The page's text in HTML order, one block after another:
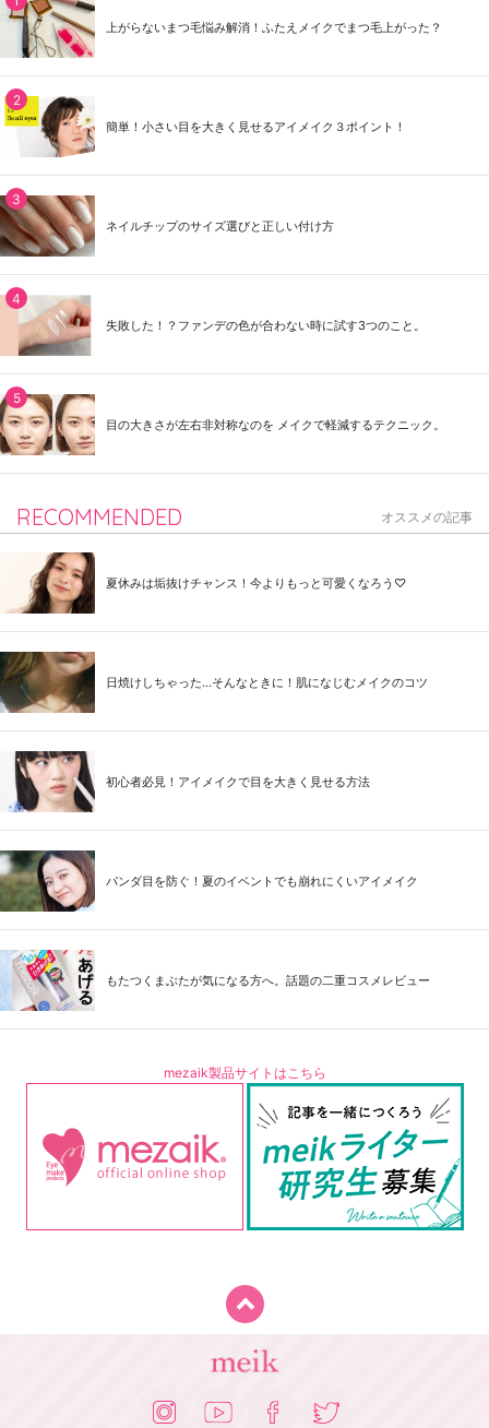
上がらないまつ毛悩み解消！ふたえメイクでまつ毛上がった？
簡単！小さい目を大きく見せるアイメイク３ポイント！
ネイルチップのサイズ選びと正しい付け方
失敗した！？ファンデの色が合わない時に試す3つのこと。
目の大きさが左右非対称なのを メイクで軽減するテクニック。
RECOMMENDED オススメの記事
夏休みは垢抜けチャンス！今よりもっと可愛くなろう♡
日焼けしちゃった...そんなときに！肌になじむメイクのコツ
初心者必見！アイメイクで目を大きく見せる方法
パンダ目を防ぐ！夏のイベントでも崩れにくいアイメイク
もたつくまぶたが気になる方へ。話題の二重コスメレビュー
mezaik製品サイトはこちら